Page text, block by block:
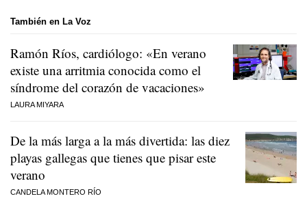
También en La Voz
Ramón Ríos, cardiólogo: «En verano
existe una arritmia conocida como el
síndrome del corazón de vacaciones»
LAURA MIYARA
De la más larga a la más divertida: las diez
playas gallegas que tienes que pisar este
verano
CANDELA MONTERO RÍO